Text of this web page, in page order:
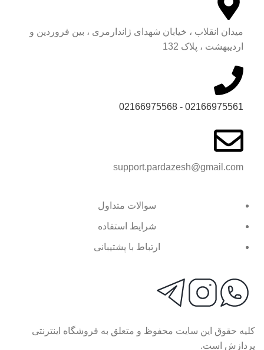
میدان انقلاب ، خیابان شهدای ژاندارمری ، بین فروردین و
اردیبهشت ، پلاک 132
02166975561 - 02166975568
support.pardazesh@gmail.com
سوالات متداول
شرایط استفاده
ارتباط با پشتیبانی
کلیه حقوق این سایت محفوظ و متعلق به فروشگاه اینترنتی
پردازش است.